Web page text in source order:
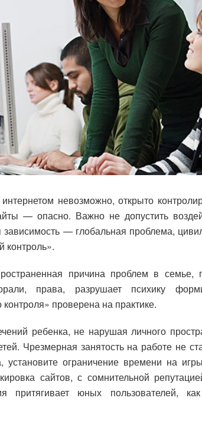
невозможно, открыто
— опасно. Важно не допустить
зависимость — глобальная проблема,
контроль».
причина проблем в семье,
права, разрушает психику
проверена на практике.
ребенка, не нарушая личного
Чрезмерная занятость на работе не
установите ограничение времени на
сайтов, с сомнительной
притягивает юных пользователей,